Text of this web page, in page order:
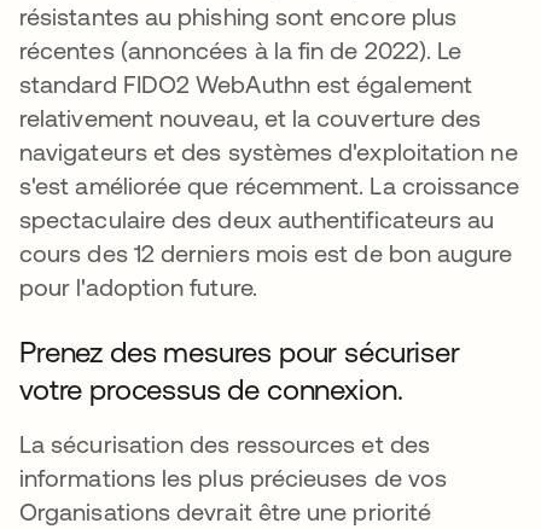
résistantes au phishing sont encore plus
récentes (annoncées à la fin de 2022). Le
standard FIDO2 WebAuthn est également
relativement nouveau, et la couverture des
navigateurs et des systèmes d'exploitation ne
s'est améliorée que récemment. La croissance
spectaculaire des deux authentificateurs au
cours des 12 derniers mois est de bon augure
pour l'adoption future.
Prenez des mesures pour sécuriser
votre processus de connexion.
La sécurisation des ressources et des
informations les plus précieuses de vos
Organisations devrait être une priorité